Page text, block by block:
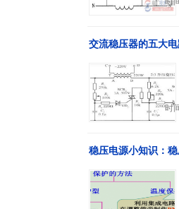
交流稳压器的五大
时
稳压电源小知识：